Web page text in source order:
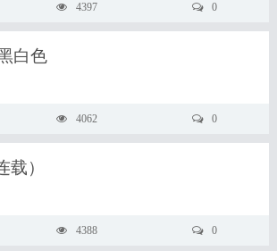
4397 0
白色
4062 0
）
4388 0